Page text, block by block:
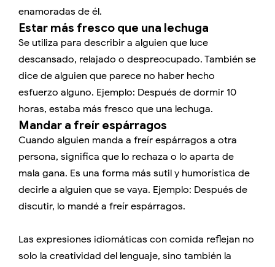
enamoradas de él.
Estar más fresco que una lechuga
Se utiliza para describir a alguien que luce
descansado, relajado o despreocupado. También se
dice de alguien que parece no haber hecho
esfuerzo alguno. Ejemplo: Después de dormir 10
horas, estaba más fresco que una lechuga.
Mandar a freír espárragos
Cuando alguien manda a freír espárragos a otra
persona, significa que lo rechaza o lo aparta de
mala gana. Es una forma más sutil y humorística de
decirle a alguien que se vaya. Ejemplo: Después de
discutir, lo mandé a freír espárragos.
Las expresiones idiomáticas con comida reflejan no
solo la creatividad del lenguaje, sino también la